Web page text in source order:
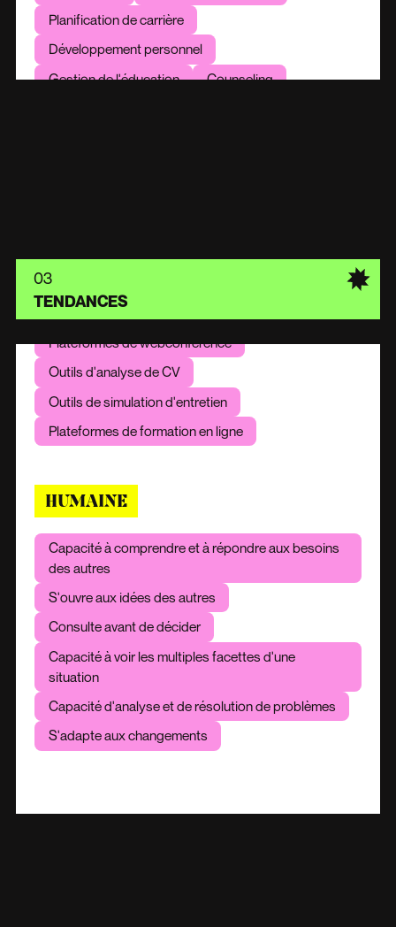
03
TENDANCES
Planification de carrière
Développement personnel
Gestion de l'éducation
Counseling
Plateformes de gestion de carrière
Plateformes de webconférence
Outils d'analyse de CV
Outils de simulation d'entretien
Plateformes de formation en ligne
HUMAINE
Capacité à comprendre et à répondre aux besoins
des autres
S'ouvre aux idées des autres
Consulte avant de décider
Capacité à voir les multiples facettes d'une
situation
Capacité d'analyse et de résolution de problèmes
S'adapte aux changements